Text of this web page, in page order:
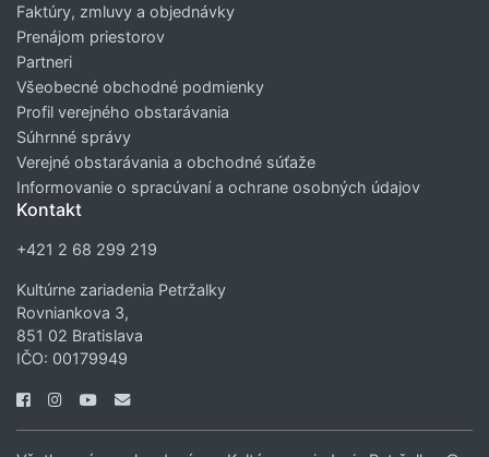
Faktúry, zmluvy a objednávky
Prenájom priestorov
Partneri
Všeobecné obchodné podmienky
Profil verejného obstarávania
Súhrnné správy
Verejné obstarávania a obchodné súťaže
Informovanie o spracúvaní a ochrane osobných údajov
Kontakt
+421 2 68 299 219
Kultúrne zariadenia Petržalky
Rovniankova 3,
851 02 Bratislava
IČO: 00179949